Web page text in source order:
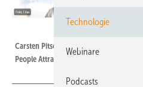
Carsten Pitschke, Leiter Personal,
People Attraction, Nordex, Arwid
Technologie
Webinare
Podcasts